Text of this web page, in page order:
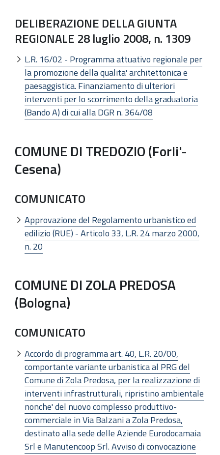
DELIBERAZIONE DELLA GIUNTA
REGIONALE 28 luglio 2008, n. 1309
L.R. 16/02 - Programma attuativo regionale per
la promozione della qualita' architettonica e
paesaggistica. Finanziamento di ulteriori
interventi per lo scorrimento della graduatoria
(Bando A) di cui alla DGR n. 364/08
COMUNE DI TREDOZIO (Forli'-
Cesena)
COMUNICATO
Approvazione del Regolamento urbanistico ed
edilizio (RUE) - Articolo 33, L.R. 24 marzo 2000,
n. 20
COMUNE DI ZOLA PREDOSA
(Bologna)
COMUNICATO
Accordo di programma art. 40, L.R. 20/00,
comportante variante urbanistica al PRG del
Comune di Zola Predosa, per la realizzazione di
interventi infrastrutturali, ripristino ambientale
nonche' del nuovo complesso produttivo-
commerciale in Via Balzani a Zola Predosa,
destinato alla sede delle Aziende Eurodocamaia
Srl e Manutencoop Srl. Avviso di convocazione